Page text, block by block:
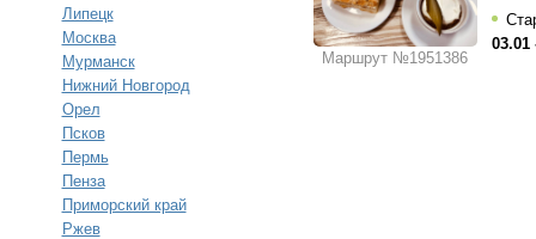
Липецк
Москва
Мурманск
Нижний Новгород
Орел
Псков
Пермь
Пенза
Приморский край
Ржев
Маршрут №1951386
03.01